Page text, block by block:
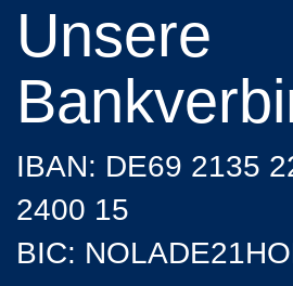
Unsere
IBAN: DE69 2135
2400 15
BIC: